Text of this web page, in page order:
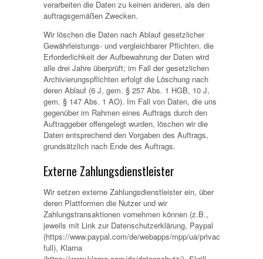
verarbeiten die Daten zu keinen anderen, als den
auftragsgemäßen Zwecken.
Wir löschen die Daten nach Ablauf gesetzlicher
Gewährleistungs- und vergleichbarer Pflichten. die
Erforderlichkeit der Aufbewahrung der Daten wird
alle drei Jahre überprüft; im Fall der gesetzlichen
Archivierungspflichten erfolgt die Löschung nach
deren Ablauf (6 J, gem. § 257 Abs. 1 HGB, 10 J,
gem. § 147 Abs. 1 AO). Im Fall von Daten, die uns
gegenüber im Rahmen eines Auftrags durch den
Auftraggeber offengelegt wurden, löschen wir die
Daten entsprechend den Vorgaben des Auftrags,
grundsätzlich nach Ende des Auftrags.
Externe Zahlungsdienstleister
Wir setzen externe Zahlungsdienstleister ein, über
deren Plattformen die Nutzer und wir
Zahlungstransaktionen vornehmen können (z.B.,
jeweils mit Link zur Datenschutzerklärung, Paypal
(https://www.paypal.com/de/webapps/mpp/ua/privacy-
full), Klarna